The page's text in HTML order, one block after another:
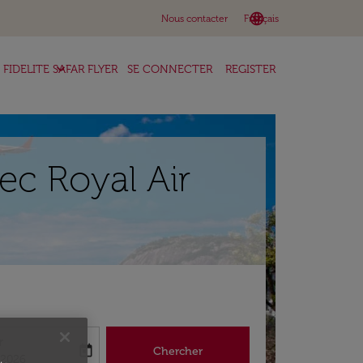
Nous contacter language
Français
keyboard_arrow_down
FIDELITE SAFAR FLYER
keyboard_arrow_down SE CONNECTER REGISTER
Royal Air
return-date-aria-label
today Chercher